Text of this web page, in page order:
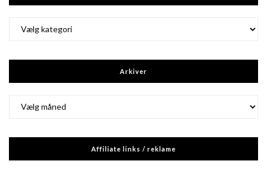
Arkiver
Affiliate links / reklame